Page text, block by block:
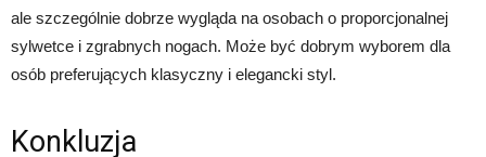
ale szczególnie dobrze wygląda na osobach o proporcjonalnej
sylwetce i zgrabnych nogach. Może być dobrym wyborem dla
osób preferujących klasyczny i elegancki styl.
Konkluzja